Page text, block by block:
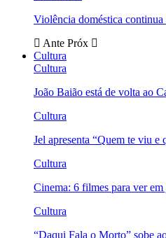
Violência doméstica continua
Ante Próx
Cultura
Cultura
João Baião está de volta ao
Cultura
Jel apresenta “Quem te viu
Cultura
Cinema: 6 filmes para ver
Cultura
“Daqui Fala o Morto” sobe